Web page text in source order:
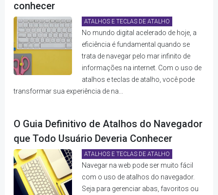
conhecer
ATALHOS E TECLAS DE ATALHO
No mundo digital acelerado de hoje, a
eficiência é fundamental quando se
trata de navegar pelo mar infinito de
informações na internet. Com o uso de
atalhos e teclas de atalho, você pode
transformar sua experiência de na...
O Guia Definitivo de Atalhos do Navegador
que Todo Usuário Deveria Conhecer
ATALHOS E TECLAS DE ATALHO
Navegar na web pode ser muito fácil
com o uso de atalhos do navegador.
Seja para gerenciar abas, favoritos ou